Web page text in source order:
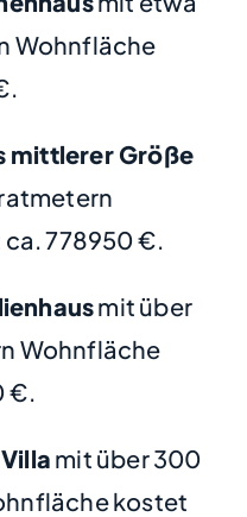
Wohnfläche
mittlerer Größe
778950 €.
mit über
Wohnfläche
€.
Villa mit über 300
kostet